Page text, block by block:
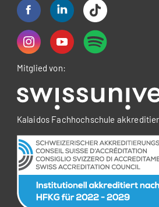
Mitglied von:
Kalaidos Fachhochschule